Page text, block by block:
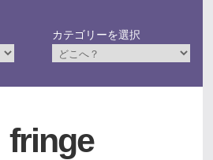
カテゴリーを選択
fringe